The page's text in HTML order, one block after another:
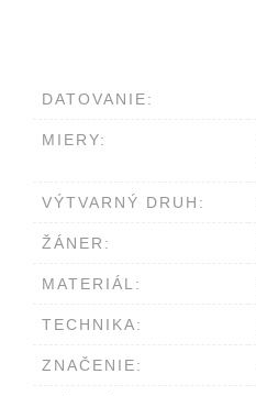
DATOVANIE:
MIERY:
VÝTVARNÝ DRUH:
ŽÁNER:
MATERIÁL:
TECHNIKA:
ZNAČENIE: